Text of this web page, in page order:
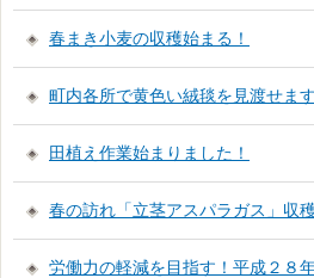
春まき小麦の収穫始まる！
町内各所で黄色い絨毯を見渡せます
田植え作業始まりました！
春の訪れ「立茎アスパラガス」収
労働力の軽減を目指す！平成２８